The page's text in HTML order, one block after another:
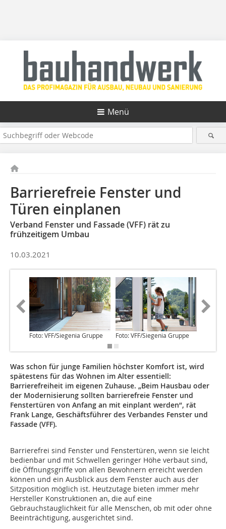
Menü
Barrierefreie Fenster und
Türen einplanen
Verband Fenster und Fassade (VFF) rät zu
frühzeitigem Umbau
10.03.2021
Foto: VFF/Siegenia Gruppe Foto: VFF/Siegenia Gruppe
Was schon für junge Familien höchster Komfort ist, wird
spätestens für das Wohnen im Alter essentiell:
Barrierefreiheit im eigenen Zuhause. „Beim Hausbau oder
der Modernisierung sollten barrierefreie Fenster und
Fenstertüren von Anfang an mit einplant werden“, rät
Frank Lange, Geschäftsführer des Verbandes Fenster und
Fassade (VFF).
Barrierefrei sind Fenster und Fenstertüren, wenn sie leicht
bedienbar und mit Schwellen geringer Höhe verbaut sind,
die Öffnungsgriffe von allen Bewohnern erreicht werden
können und ein Ausblick aus dem Fenster auch aus der
Sitzposition möglich ist. Heutzutage bieten immer mehr
Hersteller Konstruktionen an, die auf eine
Gebrauchstauglichkeit für alle Menschen, ob mit oder ohne
Beeinträchtigung, ausgerichtet sind.